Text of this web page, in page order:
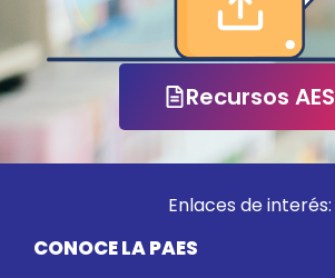
Recursos AES
Enlaces de interés:
CONOCE LA PAES